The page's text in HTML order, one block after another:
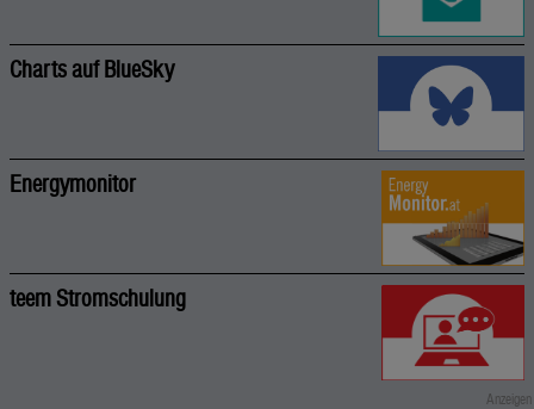
Charts auf BlueSky
Energymonitor
teem Stromschulung